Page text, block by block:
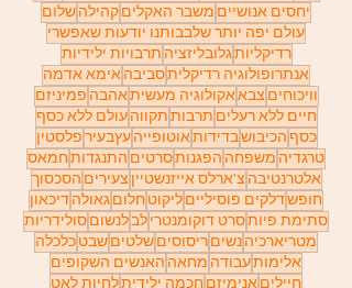
שלום קהילה משבר האקלים יחסים אנושיים
עולם יפה יותר שלבבותנו יודעות שאפשרי
תרבויות ילידיות גלובליזציהרדיקליות
אימא אדמה סביבהאנתרופולוגיה רדיקלית
פמיניזם אהבהאקולוגיה מעשיתצבא וויכוחים
עולם ללא כסף תקווה תרבות חיים ללא רעלים
פלסטין עץבעיר אוטופייהבדידותהכיבוש כסף
חמאס התנגדות סרטיםהפגנות משפחה טרגדיה
הסכסוך צעירים צ'ארלס אייזנשטיין אלטרנטיבה
דיכאון גאולה חלום ליקוט דלקים פוסילייםחופש
סולידריות לנשוםלב סרט דוקומנטריסתימת פיות
כלכלה שבט שלטים ריסוסים נשים מטריארכיה
האנשים השקופים מחאה עבודהאלימות
לחיות לאטחכמה ילידית אנימיזם חיילים